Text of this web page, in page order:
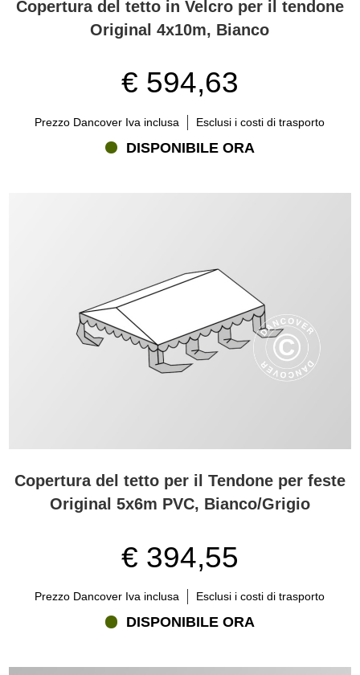
Copertura del tetto in Velcro per il tendone
Original 4x10m, Bianco
€ 594,63
Prezzo Dancover Iva inclusa Esclusi i costi di trasporto
DISPONIBILE ORA
Copertura del tetto per il Tendone per feste
Original 5x6m PVC, Bianco/Grigio
€ 394,55
Prezzo Dancover Iva inclusa Esclusi i costi di trasporto
DISPONIBILE ORA